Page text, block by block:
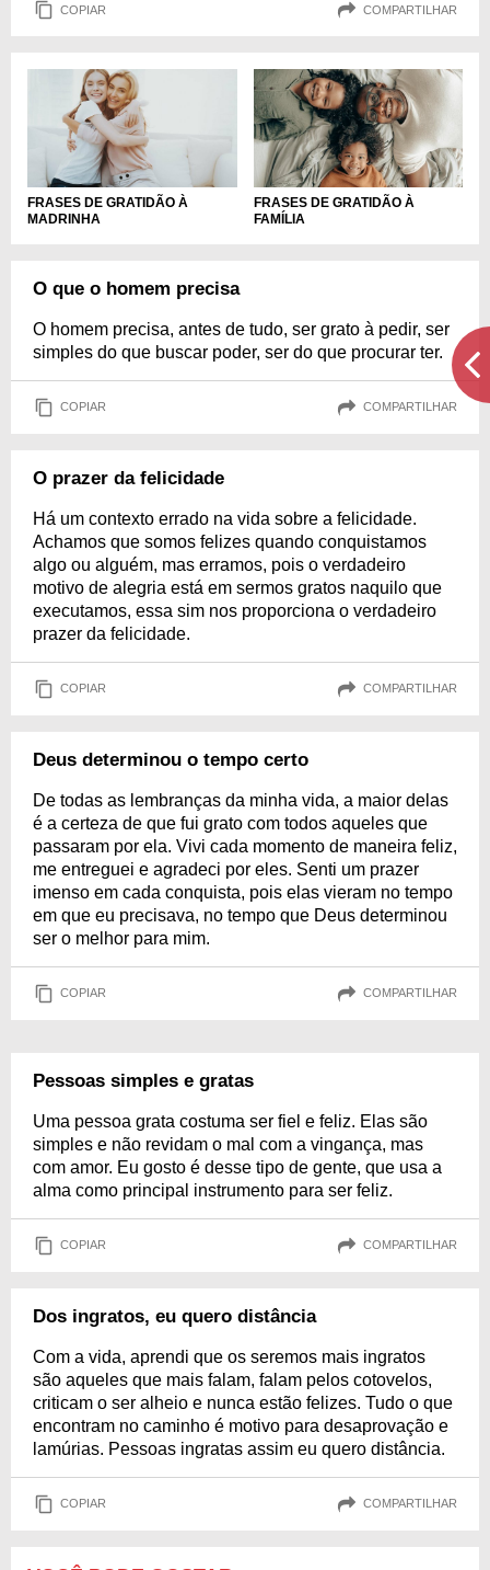
COPIAR COMPARTILHAR
FRASES DE GRATIDÃO À
MADRINHA
FRASES DE GRATIDÃO À
FAMÍLIA
O que o homem precisa
O homem precisa, antes de tudo, ser grato à pedir, ser
simples do que buscar poder, ser do que procurar ter.
COPIAR COMPARTILHAR
O prazer da felicidade
Há um contexto errado na vida sobre a felicidade.
Achamos que somos felizes quando conquistamos
algo ou alguém, mas erramos, pois o verdadeiro
motivo de alegria está em sermos gratos naquilo que
executamos, essa sim nos proporciona o verdadeiro
prazer da felicidade.
COPIAR COMPARTILHAR
Deus determinou o tempo certo
De todas as lembranças da minha vida, a maior delas
é a certeza de que fui grato com todos aqueles que
passaram por ela. Vivi cada momento de maneira feliz,
me entreguei e agradeci por eles. Senti um prazer
imenso em cada conquista, pois elas vieram no tempo
em que eu precisava, no tempo que Deus determinou
ser o melhor para mim.
COPIAR COMPARTILHAR
Pessoas simples e gratas
Uma pessoa grata costuma ser fiel e feliz. Elas são
simples e não revidam o mal com a vingança, mas
com amor. Eu gosto é desse tipo de gente, que usa a
alma como principal instrumento para ser feliz.
COPIAR COMPARTILHAR
Dos ingratos, eu quero distância
Com a vida, aprendi que os seremos mais ingratos
são aqueles que mais falam, falam pelos cotovelos,
criticam o ser alheio e nunca estão felizes. Tudo o que
encontram no caminho é motivo para desaprovação e
lamúrias. Pessoas ingratas assim eu quero distância.
COPIAR COMPARTILHAR